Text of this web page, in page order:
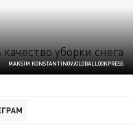
MAKSIM KONSTANTINOV/GLOBALLOOKPRESS